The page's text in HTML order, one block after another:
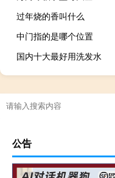
过年烧的香叫什么
中门指的是哪个位置
国内十大最好用洗发水
公告